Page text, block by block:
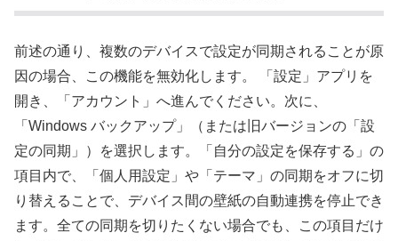
前述の通り、複数のデバイスで設定が同期されることが原
因の場合、この機能を無効化します。 「設定」アプリを
開き、「アカウント」へ進んでください。次に、
「Windows バックアップ」（または旧バージョンの「設
定の同期」）を選択します。「自分の設定を保存する」の
項目内で、「個人用設定」や「テーマ」の同期をオフに切
り替えることで、デバイス間の壁紙の自動連携を停止でき
ます。全ての同期を切りたくない場合でも、この項目だけ